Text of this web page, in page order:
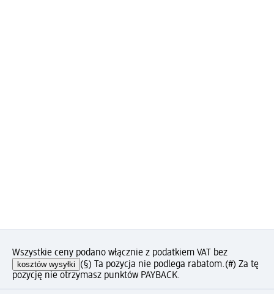
Wszystkie ceny podano włącznie z podatkiem VAT bez
kosztów wysyłki (§) Ta pozycja nie podlega rabatom.(#) Za tę
pozycję nie otrzymasz punktów PAYBACK.